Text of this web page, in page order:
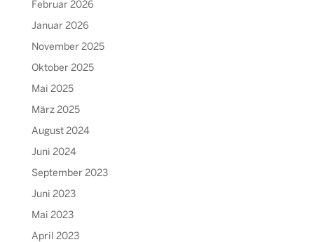
Februar 2026
Januar 2026
November 2025
Oktober 2025
Mai 2025
März 2025
August 2024
Juni 2024
September 2023
Juni 2023
Mai 2023
April 2023